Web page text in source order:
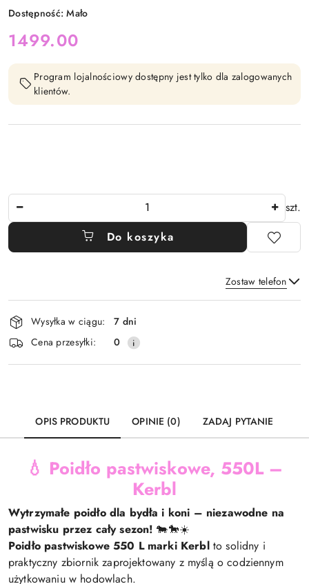
Dostępność:Mało
cena:
1499.00
Program lojalnościowy dostępny jest tylko dla zalogowanych
klientów.
szt.
Do koszyka
Zostaw telefon
Wyślij
Dostępność
i
dostawa
Wysyłka w ciągu:
7 dni
Cena przesyłki:
0
OPIS PRODUKTU OPINIE (0) ZADAJ PYTANIE
💧 Poidło pastwiskowe, 550L –
Kerbl
Wytrzymałe poidło dla bydła i koni – niezawodne na
pastwisku przez cały sezon! 🐄🐎☀️
Poidło pastwiskowe 550 L marki Kerblto solidny i
praktyczny zbiornik zaprojektowany z myślą o codziennym
użytkowaniu w hodowlach.